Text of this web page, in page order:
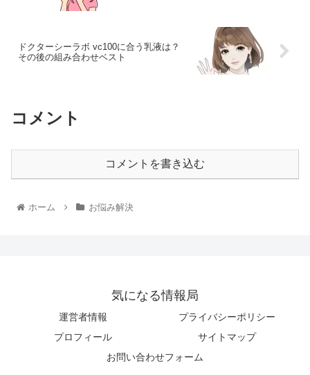
ドクターシーラボ vc100に合う乳液は？
その後の組み合わせベスト
コメント
コメントを書き込む
ホーム お悩み解決
気になる情報局
運営者情報
プライバシーポリシー
プロフィール
サイトマップ
お問い合わせフォーム